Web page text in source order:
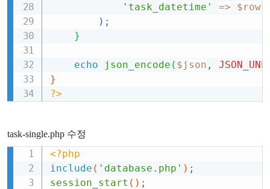
'task_datetime'
=> $row[
) ;
}
echo json_encode ( $json ,
}
?>
task-single.php 수정
<?php
include ( 'database.php' ) ;
session_start ( ) ;